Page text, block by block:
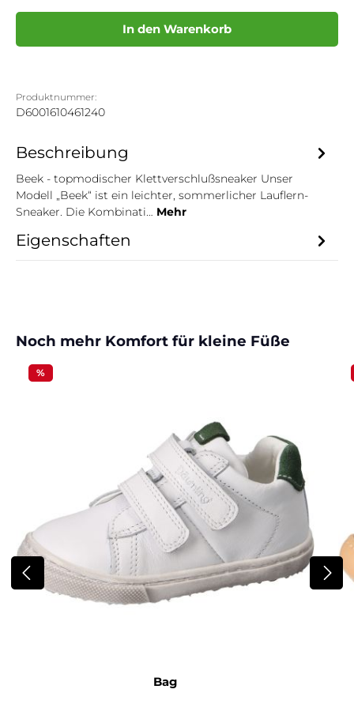
In den Warenkorb
Produktnummer:
D6001610461240
Beschreibung
Beek - topmodischer Klettverschlußsneaker Unser
Modell „Beek“ ist ein leichter, sommerlicher Lauflern-
Sneaker. Die Kombinati… Mehr
Eigenschaften
Produktgalerie überspringen
Noch mehr Komfort für kleine Füße
%
Bag